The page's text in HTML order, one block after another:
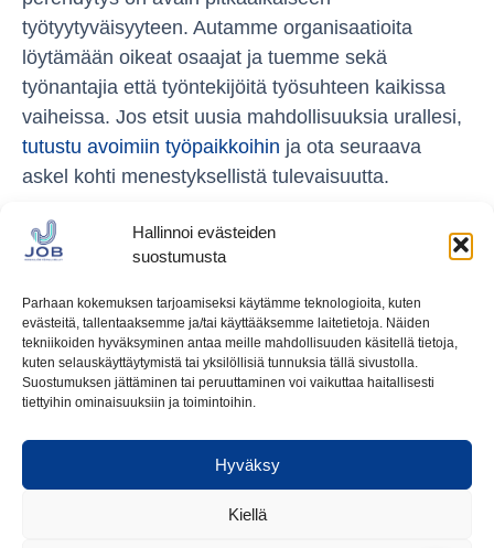
Hallinnoi evästeiden
suostumusta
Parhaan kokemuksen tarjoamiseksi käytämme teknologioita, kuten
evästeitä, tallentaaksemme ja/tai käyttääksemme laitetietoja. Näiden
tekniikoiden hyväksyminen antaa meille mahdollisuuden käsitellä tietoja,
kuten selauskäyttäytymistä tai yksilöllisiä tunnuksia tällä sivustolla.
Suostumuksen jättäminen tai peruuttaminen voi vaikuttaa haitallisesti
tiettyihin ominaisuuksiin ja toimintoihin.
Hyväksy
Kiellä
työtyytyväisyyteen. Autamme organisaatioita
löytämään oikeat osaajat ja tuemme sekä
työnantajia että työntekijöitä työsuhteen kaikissa
vaiheissa. Jos etsit uusia mahdollisuuksia urallesi,
tutustu avoimiin työpaikkoihin ja ota seuraava
askel kohti menestyksellistä tulevaisuutta.
Ota meihin yhteyttä